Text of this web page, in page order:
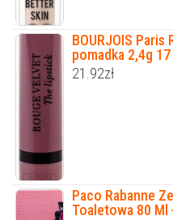
BOURJOIS
pomadka 2,4g
21.92zł
Paco Rabanne
Toaletowa 80 Ml